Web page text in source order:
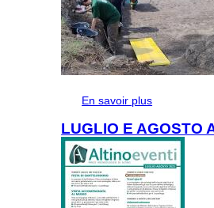
En savoir plus
LUGLIO E AGOSTO